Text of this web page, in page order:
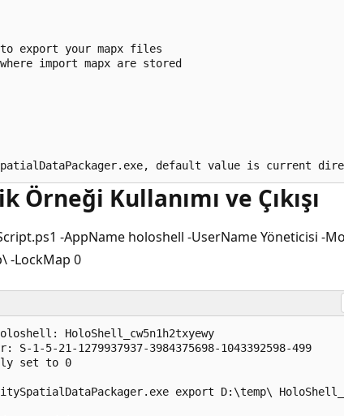
export your mapx files
import mapx are stored
Örneği Kullanımı ve Çıkışı
-AppName holoshell -UserName Yöneticisi -
-LockMap 0
HoloShell_cw5n1h2txyewy
1-5-21-1279937937-3984375698-1043392598-499
set to 0
export D:\temp\